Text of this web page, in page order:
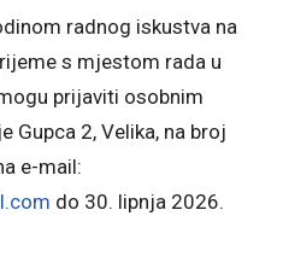
radnog iskustva na
s mjestom rada u
prijaviti osobnim
Gupca 2, Velika, na broj
e-mail:
do 30. lipnja 2026.